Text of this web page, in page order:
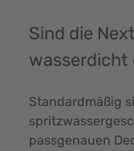
Sind die
wasserdicht
Standardmäßig
passgenauen